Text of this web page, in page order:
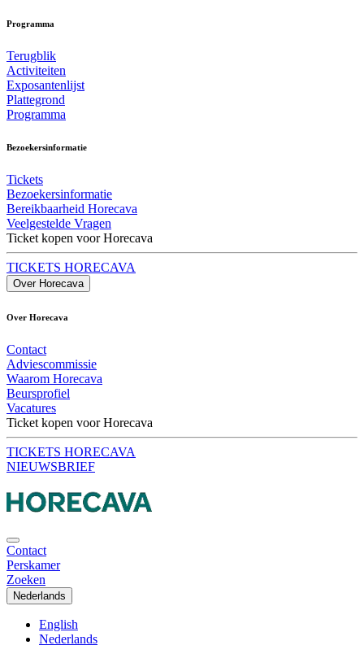
Programma
Terugblik
Activiteiten
Exposantenlijst
Plattegrond
Programma
Bezoekersinformatie
Tickets
Bezoekersinformatie
Bereikbaarheid Horecava
Veelgestelde Vragen
Ticket kopen voor Horecava
TICKETS HORECAVA
Over Horecava
Over Horecava
Contact
Adviescommissie
Waarom Horecava
Beursprofiel
Vacatures
Ticket kopen voor Horecava
TICKETS HORECAVA
NIEUWSBRIEF
Contact
Perskamer
Zoeken
Nederlands
English
Nederlands